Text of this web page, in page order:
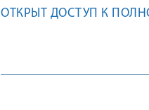
ОТКРЫТ ДОСТУП К